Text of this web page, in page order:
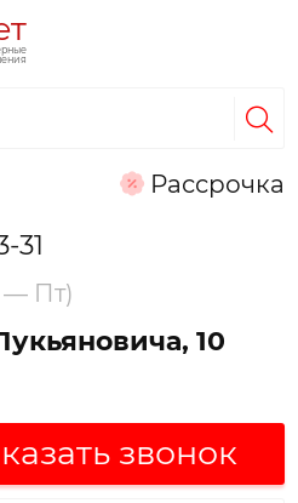
Рассрочка
31
— Пт)
10
звонок